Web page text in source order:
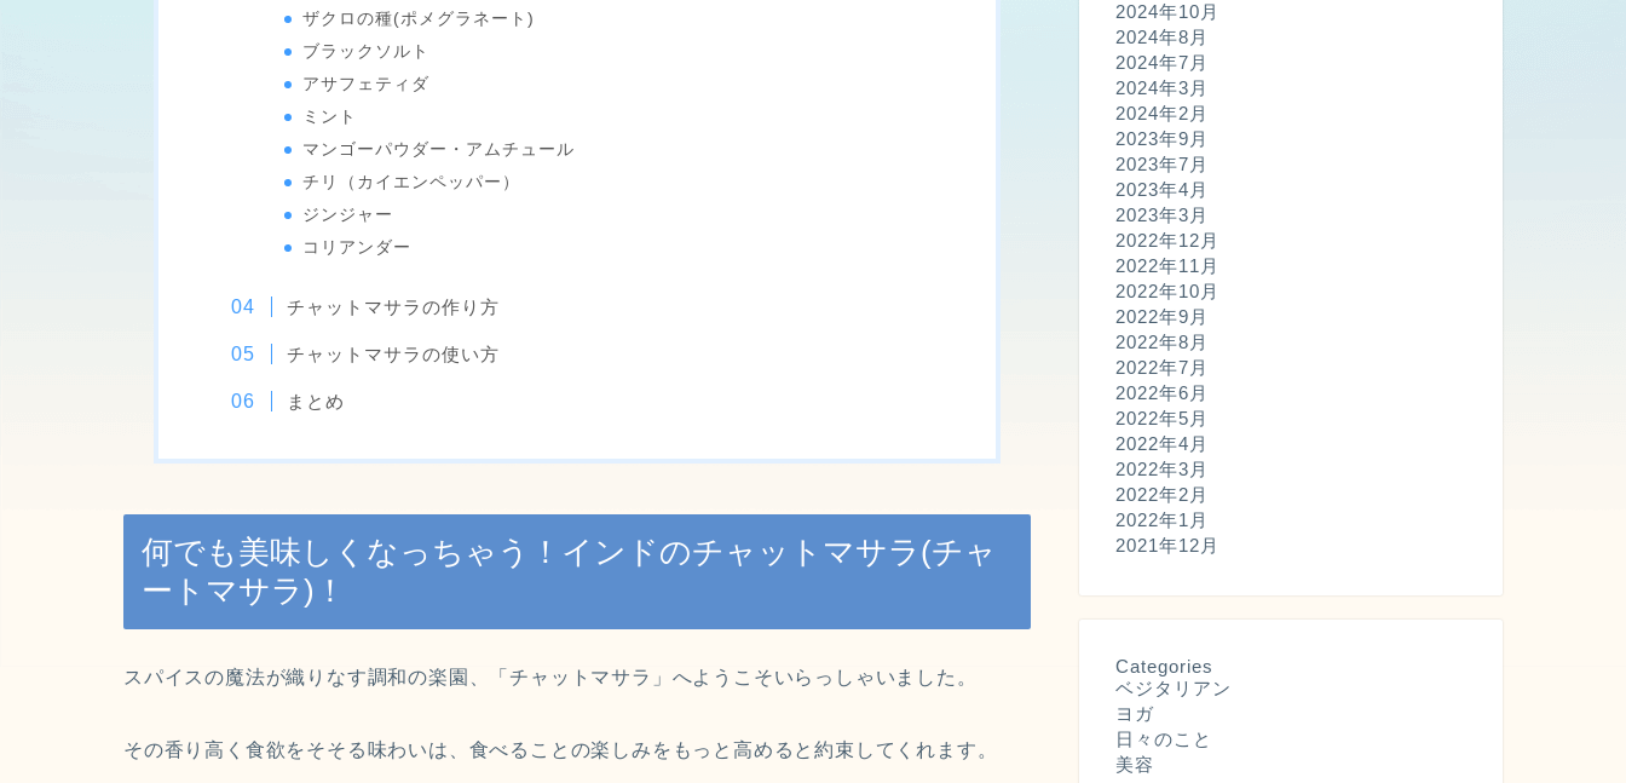
ザクロの種(ポメグラネート)
ブラックソルト
アサフェティダ
ミント
マンゴーパウダー・アムチュール
チリ（カイエンペッパー）
ジンジャー
コリアンダー
チャットマサラの作り方
チャットマサラの使い方
まとめ
何でも美味しくなっちゃう！インドのチャットマサラ(チャ
ートマサラ)！
スパイスの魔法が織りなす調和の楽園、「チャットマサラ」へようこそいらっしゃいました。
その香り高く食欲をそそる味わいは、食べることの楽しみをもっと高めると約束してくれます。
2024年10月
2024年8月
2024年7月
2024年3月
2024年2月
2023年9月
2023年7月
2023年4月
2023年3月
2022年12月
2022年11月
2022年10月
2022年9月
2022年8月
2022年7月
2022年6月
2022年5月
2022年4月
2022年3月
2022年2月
2022年1月
2021年12月
Categories
ベジタリアン
ヨガ
日々のこと
美容